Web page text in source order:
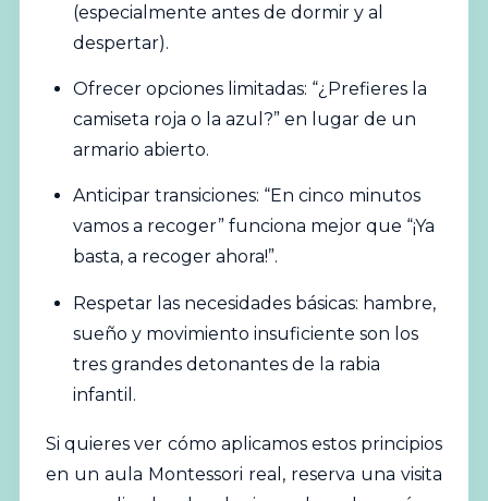
(especialmente antes de dormir y al
despertar).
Ofrecer opciones limitadas: “¿Prefieres la
camiseta roja o la azul?” en lugar de un
armario abierto.
Anticipar transiciones: “En cinco minutos
vamos a recoger” funciona mejor que “¡Ya
basta, a recoger ahora!”.
Respetar las necesidades básicas: hambre,
sueño y movimiento insuficiente son los
tres grandes detonantes de la rabia
infantil.
Si quieres ver cómo aplicamos estos principios
en un aula Montessori real, reserva una visita